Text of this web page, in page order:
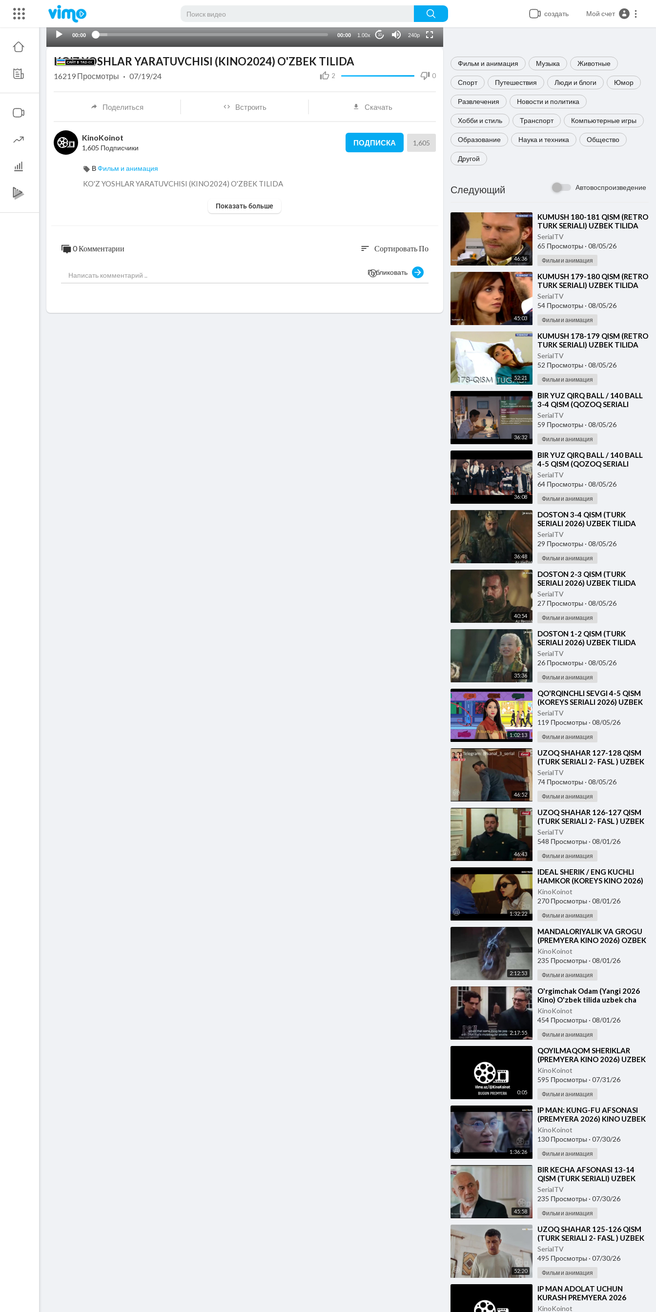
создать Мой счет
00:00 00:00 1.00x 10 240p
Фильм и анимация Музыка Животные
Спорт Путешествия Люди и блоги Юмор
Развлечения Новости и политика
Хобби и стиль Транспорт Компьютерные игры
Образование Наука и техника Общество
Другой
Следующий Автовоспроизведение
46:36
⁣KUMUSH 180-181 QISM (RETRO
TURK SERIALI) UZBEK TILIDA
SerialTV
65 Просмотры · 08/05/26
Фильм и анимация
45:03
⁣KUMUSH 179-180 QISM (RETRO
TURK SERIALI) UZBEK TILIDA
SerialTV
54 Просмотры · 08/05/26
Фильм и анимация
52:21
⁣KUMUSH 178-179 QISM (RETRO
TURK SERIALI) UZBEK TILIDA
SerialTV
52 Просмотры · 08/05/26
Фильм и анимация
36:32
⁣⁣BIR YUZ QIRQ BALL / 140 BALL
3-4 QISM (QOZOQ SERIALI
2026) UZBEK TILIDA
SerialTV
59 Просмотры · 08/05/26
Фильм и анимация
36:08
⁣⁣BIR YUZ QIRQ BALL / 140 BALL
4-5 QISM (QOZOQ SERIALI
2026) UZBEK TILIDA
SerialTV
64 Просмотры · 08/05/26
Фильм и анимация
36:48
⁣DOSTON 3-4 QISM (TURK
SERIALI 2026) UZBEK TILIDA
SerialTV
29 Просмотры · 08/05/26
Фильм и анимация
40:54
⁣DOSTON 2-3 QISM (TURK
SERIALI 2026) UZBEK TILIDA
SerialTV
27 Просмотры · 08/05/26
Фильм и анимация
35:36
⁣DOSTON 1-2 QISM (TURK
SERIALI 2026) UZBEK TILIDA
SerialTV
26 Просмотры · 08/05/26
Фильм и анимация
1:02:13
⁣⁣QO'RQINCHLI SEVGI 4-5 QISM
(KOREYS SERIALI 2026) UZBEK
TILIDA
SerialTV
119 Просмотры · 08/05/26
Фильм и анимация
46:52
⁣UZOQ SHAHAR 127-128 QISM
(TURK SERIALI 2- FASL ) UZBEK
TILIDA
SerialTV
74 Просмотры · 08/05/26
Фильм и анимация
46:43
⁣UZOQ SHAHAR 126-127 QISM
(TURK SERIALI 2- FASL ) UZBEK
TILIDA
SerialTV
548 Просмотры · 08/01/26
Фильм и анимация
1:32:22
⁣IDEAL SHERIK / ENG KUCHLI
HAMKOR (KOREYS KINO 2026)
UZBEK TILIDA
KinoKoinot
270 Просмотры · 08/01/26
Фильм и анимация
2:12:53
⁣MANDALORIYALIK VA GROGU
(PREMYERA KINO 2026) OZBEK
TILIDA
KinoKoinot
235 Просмотры · 08/01/26
Фильм и анимация
2:17:55
⁣O'rgimchak Odam (Yangi 2026
Kino) O'zbek tilida uzbek cha
KinoKoinot
454 Просмотры · 08/01/26
Фильм и анимация
0:05
⁣QOYILMAQOM SHERIKLAR
(PREMYERA KINO 2026) UZBEK
TILIDA
KinoKoinot
595 Просмотры · 07/31/26
Фильм и анимация
1:36:26
⁣IP MAN: KUNG-FU AFSONASI
(PREMYERA 2026) KINO UZBEK
TILIDA - SKACHAT
KinoKoinot
130 Просмотры · 07/30/26
Фильм и анимация
45:58
⁣BIR KECHA AFSONASI 13-14
QISM (TURK SERIALI) UZBEK
TILIDA
SerialTV
235 Просмотры · 07/30/26
Фильм и анимация
52:20
⁣UZOQ SHAHAR 125-126 QISM
(TURK SERIALI 2- FASL ) UZBEK
TILIDA
SerialTV
495 Просмотры · 07/30/26
Фильм и анимация
⁣IP MAN ADOLAT UCHUN
KURASH PREMYERA 2026
UZBEK TILIDA
KinoKoinot
KO'Z YOSHLAR YARATUVCHISI (KINO2024) O'ZBEK TILIDA
2 0
16219 Просмотры · 07/19/24
Поделиться Встроить Скачать
KinoKoinot
1,605 Подписчики
ПОДПИСКА 1,605
ВФильм и анимация
⁣KO'Z YOSHLAR YARATUVCHISI (KINO2024) O'ZBEK TILIDA
Показать больше
0 Комментарии sort Сортировать По
Публиковать